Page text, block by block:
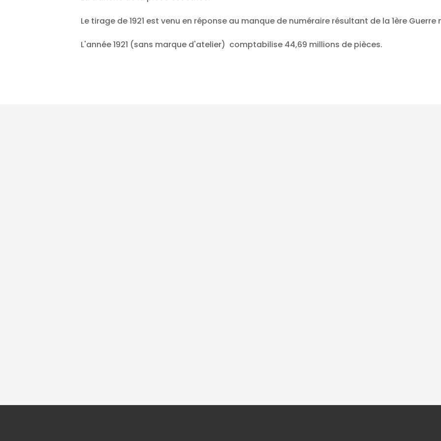
Le tirage de 1921 est venu en réponse au manque de numéraire résultant de la 1ère Guerre
L'année 1921 (sans marque d'atelier) comptabilise 44,69 millions de pièces.